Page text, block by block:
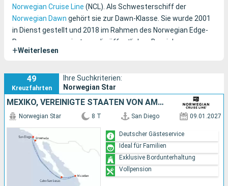
Norwegian Cruise Line (NCL). Als Schwesterschiff der
Norwegian Dawn gehört sie zur Dawn-Klasse. Sie wurde 2001
in Dienst gestellt und 2018 im Rahmen des Norwegian Edge-
Programms renoviert, um die öffentlichen Bereiche zu
verbessern.
+Weiterlesen
49
Kreuzfahrten
Ihre Suchkriterien:
Norwegian Star
MEXIKO, VEREINIGTE STAATEN VON AMERIKA
Norwegian Star 8 T San Diego 09.01.2027
Deutscher Gästeservice
Ideal für Familien
Exklusive Bordunterhaltung
Vollpension